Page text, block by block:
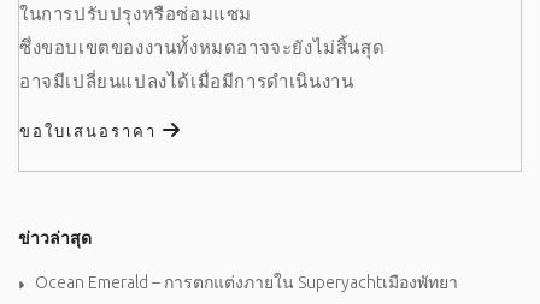
ในการปรับปรุงหรือซ่อมแซม
ซึ่งขอบเขตของงานทั้งหมดอาจจะยังไม่สิ้นสุด
อาจมีเปลี่ยนแปลงได้เมื่อมีการดำเนินงาน
ขอใบเสนอราคา
ข่าวล่าสุด
Ocean Emerald – การตกแต่งภายใน Superyachtเมืองพัทยา